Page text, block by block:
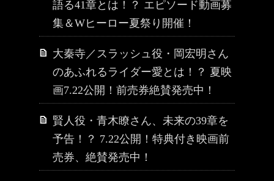
語る41章とは！？ エピソード動画募
集＆Wヒーロー夏祭り開催！
大秦寺／スラッシュ役・岡宏明さん
のあふれるライダー愛とは！？ 夏映
画7.22公開！前売券絶賛発売中！
賢人役・青木瞭さん、未来の39章を
予告！？ 7.22公開！特典付き映画前
売券、絶賛発売中！